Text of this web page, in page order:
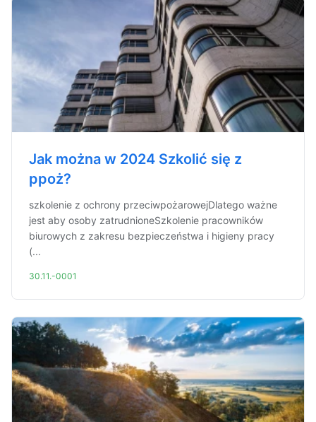
Jak można w 2024 Szkolić się z
ppoż?
szkolenie z ochrony przeciwpożarowejDlatego ważne
jest aby osoby zatrudnioneSzkolenie pracowników
biurowych z zakresu bezpieczeństwa i higieny pracy
(...
30.11.-0001